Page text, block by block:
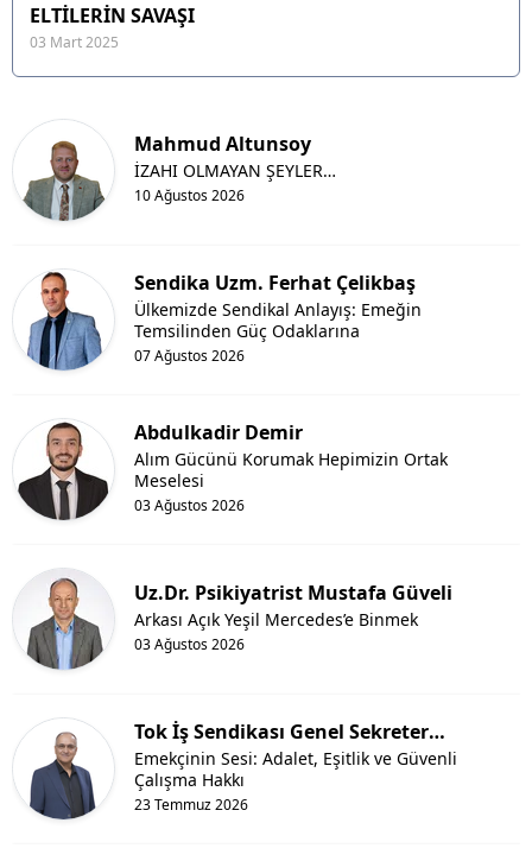
ELTİLERİN SAVAŞI
03 Mart 2025
Mahmud Altunsoy
10 Ağustos 2026
İZAHI OLMAYAN ŞEYLER…
Sendika Uzm. Ferhat Çelikbaş
07 Ağustos 2026
Ülkemizde Sendikal Anlayış: Emeğin
Temsilinden Güç Odaklarına
Abdulkadir Demir
03 Ağustos 2026
Alım Gücünü Korumak Hepimizin Ortak
Meselesi
Uz.Dr. Psikiyatrist Mustafa Güveli
03 Ağustos 2026
Arkası Açık Yeşil Mercedes’e Binmek
Tok İş Sendikası Genel Sekreter
Yardımcısı Abdurrahim Aksoy
23 Temmuz 2026
Emekçinin Sesi: Adalet, Eşitlik ve Güvenli
Çalışma Hakkı